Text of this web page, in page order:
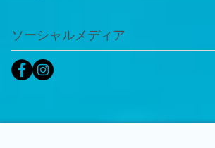
ソーシャルメディア